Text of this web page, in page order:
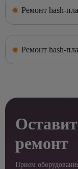
Ремонт hash-
Ремонт hash-
ремонт
Прием